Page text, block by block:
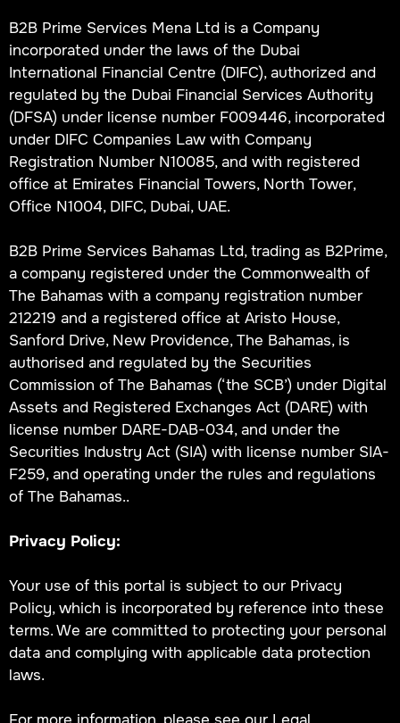
B2B Prime Services Mena Ltd is a Company
incorporated under the laws of the Dubai
International Financial Centre (DIFC), authorized and
regulated by the Dubai Financial Services Authority
(DFSA) under license number F009446, incorporated
under DIFC Companies Law with Company
Registration Number N10085, and with registered
office at Emirates Financial Towers, North Tower,
Office N1004, DIFC, Dubai, UAE.
B2B Prime Services Bahamas Ltd, trading as B2Prime,
a company registered under the Commonwealth of
The Bahamas with a company registration number
212219 and a registered office at Aristo House,
Sanford Drive, New Providence, The Bahamas, is
authorised and regulated by the Securities
Commission of The Bahamas (‘the SCB’) under Digital
Assets and Registered Exchanges Act (DARE) with
license number DARE-DAB-034, and under the
Securities Industry Act (SIA) with license number SIA-
F259, and operating under the rules and regulations
of The Bahamas..
Privacy Policy:
Your use of this portal is subject to our Privacy
Policy, which is incorporated by reference into these
terms. We are committed to protecting your personal
data and complying with applicable data protection
laws.